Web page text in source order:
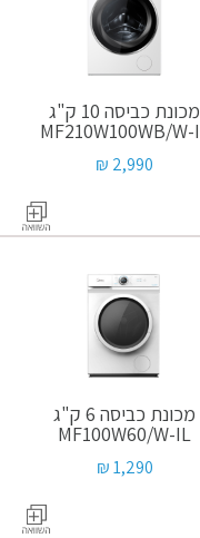
מכונת כביסה 10 ק"ג
MF210W100WB/W-
2,990 ₪
מכונת כביסה 6 ק"ג
MF100W60/W-IL
1,290 ₪